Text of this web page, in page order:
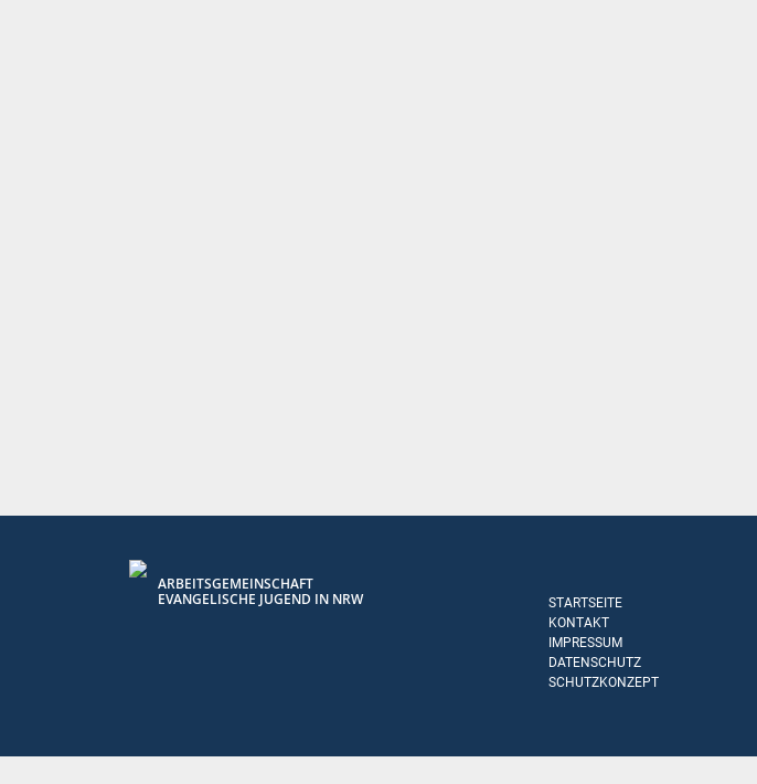
ARBEITSGEMEINSCHAFT
EVANGELISCHE JUGEND IN NRW
STARTSEITE
KONTAKT
IMPRESSUM
DATENSCHUTZ
SCHUTZKONZEPT